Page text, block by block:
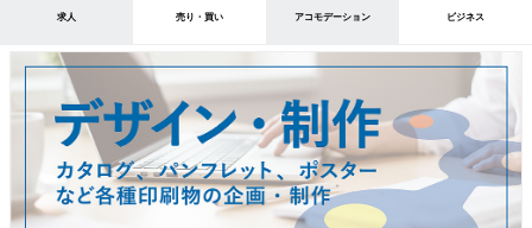
求人 売り・買い アコモデーション ビジネス